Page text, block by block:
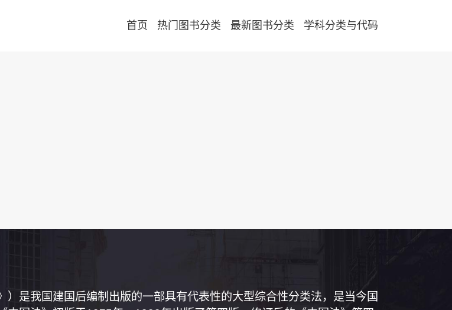
首页 热门图书分类 最新图书分类 学科分类与代码
）是我国建国后编制出版的一部具有代表性的大型综合性分类法，是当今国